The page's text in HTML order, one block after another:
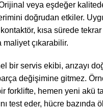
veya eşdeğer
doğrudan etkiler.
kısa sürede
maliyet çıkarabilir.
bir servis ekibi, arızayı
değişimine gitmez.
forklifte, hemen yeni akü
test eder, hücre bazında